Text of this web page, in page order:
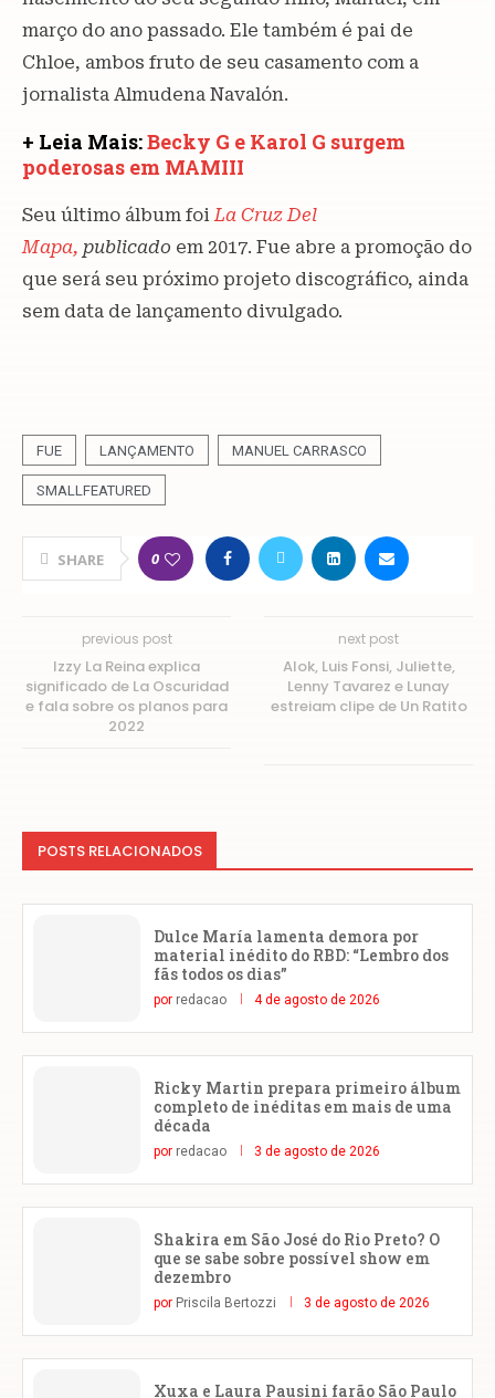
março do ano passado. Ele também é pai de
Chloe, ambos fruto de seu casamento com a
jornalista Almudena Navalón.
+ Leia Mais:Becky G e Karol G surgem
poderosas em MAMIII
Seu último álbum foi La Cruz Del
Mapa, publicado em 2017. Fue abre a promoção do
que será seu próximo projeto discográfico, ainda
sem data de lançamento divulgado.
FUE LANÇAMENTO MANUEL CARRASCO
SMALLFEATURED
SHARE 0
previous post
Izzy La Reina explica
significado de La Oscuridad
e fala sobre os planos para
2022
next post
Alok, Luis Fonsi, Juliette,
Lenny Tavarez e Lunay
estreiam clipe de Un Ratito
POSTS RELACIONADOS
Dulce María lamenta demora por
material inédito do RBD: “Lembro dos
fãs todos os dias”
por redacao 4 de agosto de 2026
Ricky Martin prepara primeiro álbum
completo de inéditas em mais de uma
década
por redacao 3 de agosto de 2026
Shakira em São José do Rio Preto? O
que se sabe sobre possível show em
dezembro
por Priscila Bertozzi 3 de agosto de 2026
Xuxa e Laura Pausini farão São Paulo